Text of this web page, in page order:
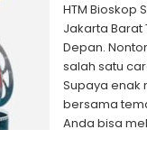
HTM Bioskop
Jakarta Barat
Depan.
salah satu
Supaya enak
bersama
Anda bisa